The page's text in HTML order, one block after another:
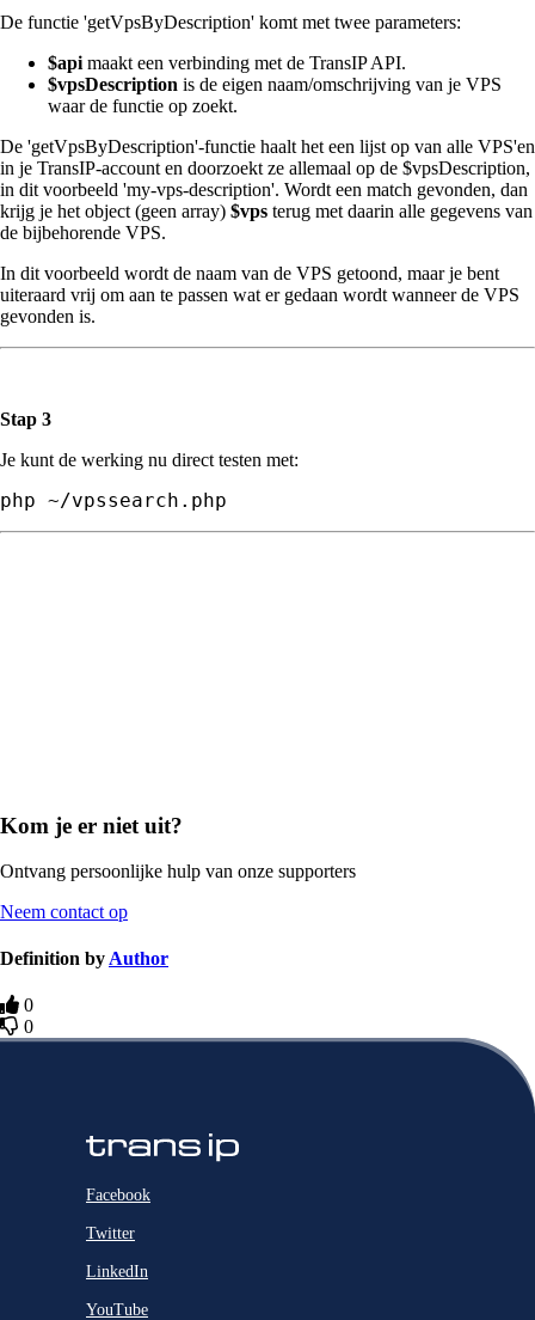
De functie 'getVpsByDescription' komt met twee parameters:
$api maakt een verbinding met de TransIP API.
$vpsDescription is de eigen naam/omschrijving van je VPS
waar de functie op zoekt.
De 'getVpsByDescription'-functie haalt het een lijst op van alle VPS'en
in je TransIP-account en doorzoekt ze allemaal op de $vpsDescription,
in dit voorbeeld 'my-vps-description'. Wordt een match gevonden, dan
krijg je het object (geen array) $vps terug met daarin alle gegevens van
de bijbehorende VPS.
In dit voorbeeld wordt de naam van de VPS getoond, maar je bent
uiteraard vrij om aan te passen wat er gedaan wordt wanneer de VPS
gevonden is.
Stap 3
Je kunt de werking nu direct testen met:
php ~/vpssearch.php
Kom je er niet uit?
Ontvang persoonlijke hulp van onze supporters
Neem contact op
Definition by Author
0
0
Facebook
Twitter
LinkedIn
YouTube